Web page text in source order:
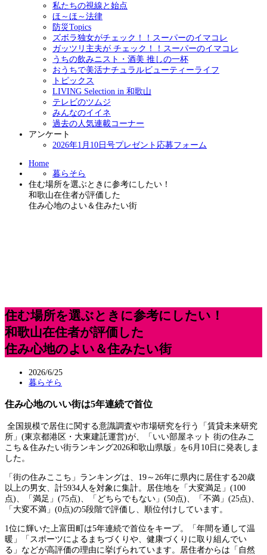
私たちの視線と始点
ほ～ほ～法律
防災Topics
ズボラ独女がチェック！！スーパーのイマコレ
ガッツリ主夫が チェック！！スーパーのイマコレ
うちの飲みニスト・酒美 推しの一杯
おうちで美活ナチュラルビューティーライフ
トピックス
LIVING Selection in 和歌山
テレビのツムジ
みんなのイイネ
過去の人気連載コーナー
アンケート
2026年1月10日号プレゼント応募フォーム
Home
暮らそら
住む場所を選ぶときに参考にしたい！
和歌山在住者が評価した
住み心地のよい＆住みたい街
住む場所を選ぶときに参考にしたい！
和歌山在住者が評価した
住み心地のよい＆住みたい街
2026/6/25
暮らそら
住み心地のいい街は5年連続で首位
全国規模で居住に関する意識調査や市場研究を行う「賃貸未来研究
所」(東京都港区・大東建託運営)が、「いい部屋ネット 街の住みこ
こち＆住みたい街ランキング2026和歌山県版」を6月10日に発表しま
した。
「街の住みここち」ランキングは、19～26年に県内に居住する20歳
以上の男女、計5934人を対象に集計。居住地を「大変満足」(100
点)、「満足」(75点)、「どちらでもない」(50点)、「不満」(25点)、
「大変不満」(0点)の5段階で評価し、順位付けしています。
1位に輝いた上富田町は5年連続で首位をキープ。「年間を通して温
暖」「スポーツによるまちづくりや、健康づくりに取り組んでい
る」などが高評価の理由に挙げられています。居住者からは「自然